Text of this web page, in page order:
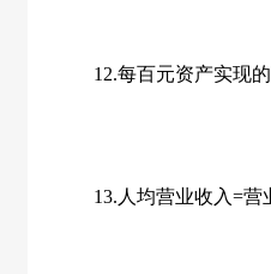
12.每百元资产实现的
13.人均营业收入=营